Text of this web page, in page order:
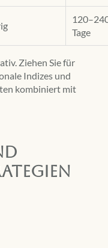
Tage
Ziehen Sie für
Indizes und
kombiniert mit